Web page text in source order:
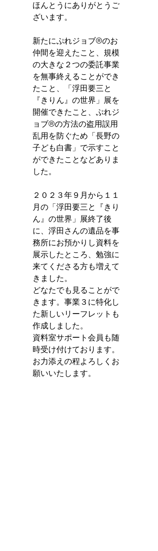
ほんとうにありがとうご
ざいます。
新たにぷれジョブ®のお
仲間を迎えたこと、規模
の大きな２つの委託事業
を無事終えることができ
たこと、「浮田要三と
『きりん』の世界」展を
開催できたこと、ぷれジ
ョブ®の方法の盗用誤用
乱用を防ぐため「長野の
子ども白書」で示すこと
ができたことなどありま
した。
２０２３年９月から１１
月の「浮田要三と『きり
ん』の世界」展終了後
に、浮田さんの遺品を事
務所にお預かりし資料を
展示したところ、勉強に
来てくださる方も増えて
きました。
どなたでも見ることがで
きます。事業３に特化し
た新しいリーフレットも
作成しました。
資料室サポート会員も随
時受け付けております。
お力添えの程よろしくお
願いいたします。